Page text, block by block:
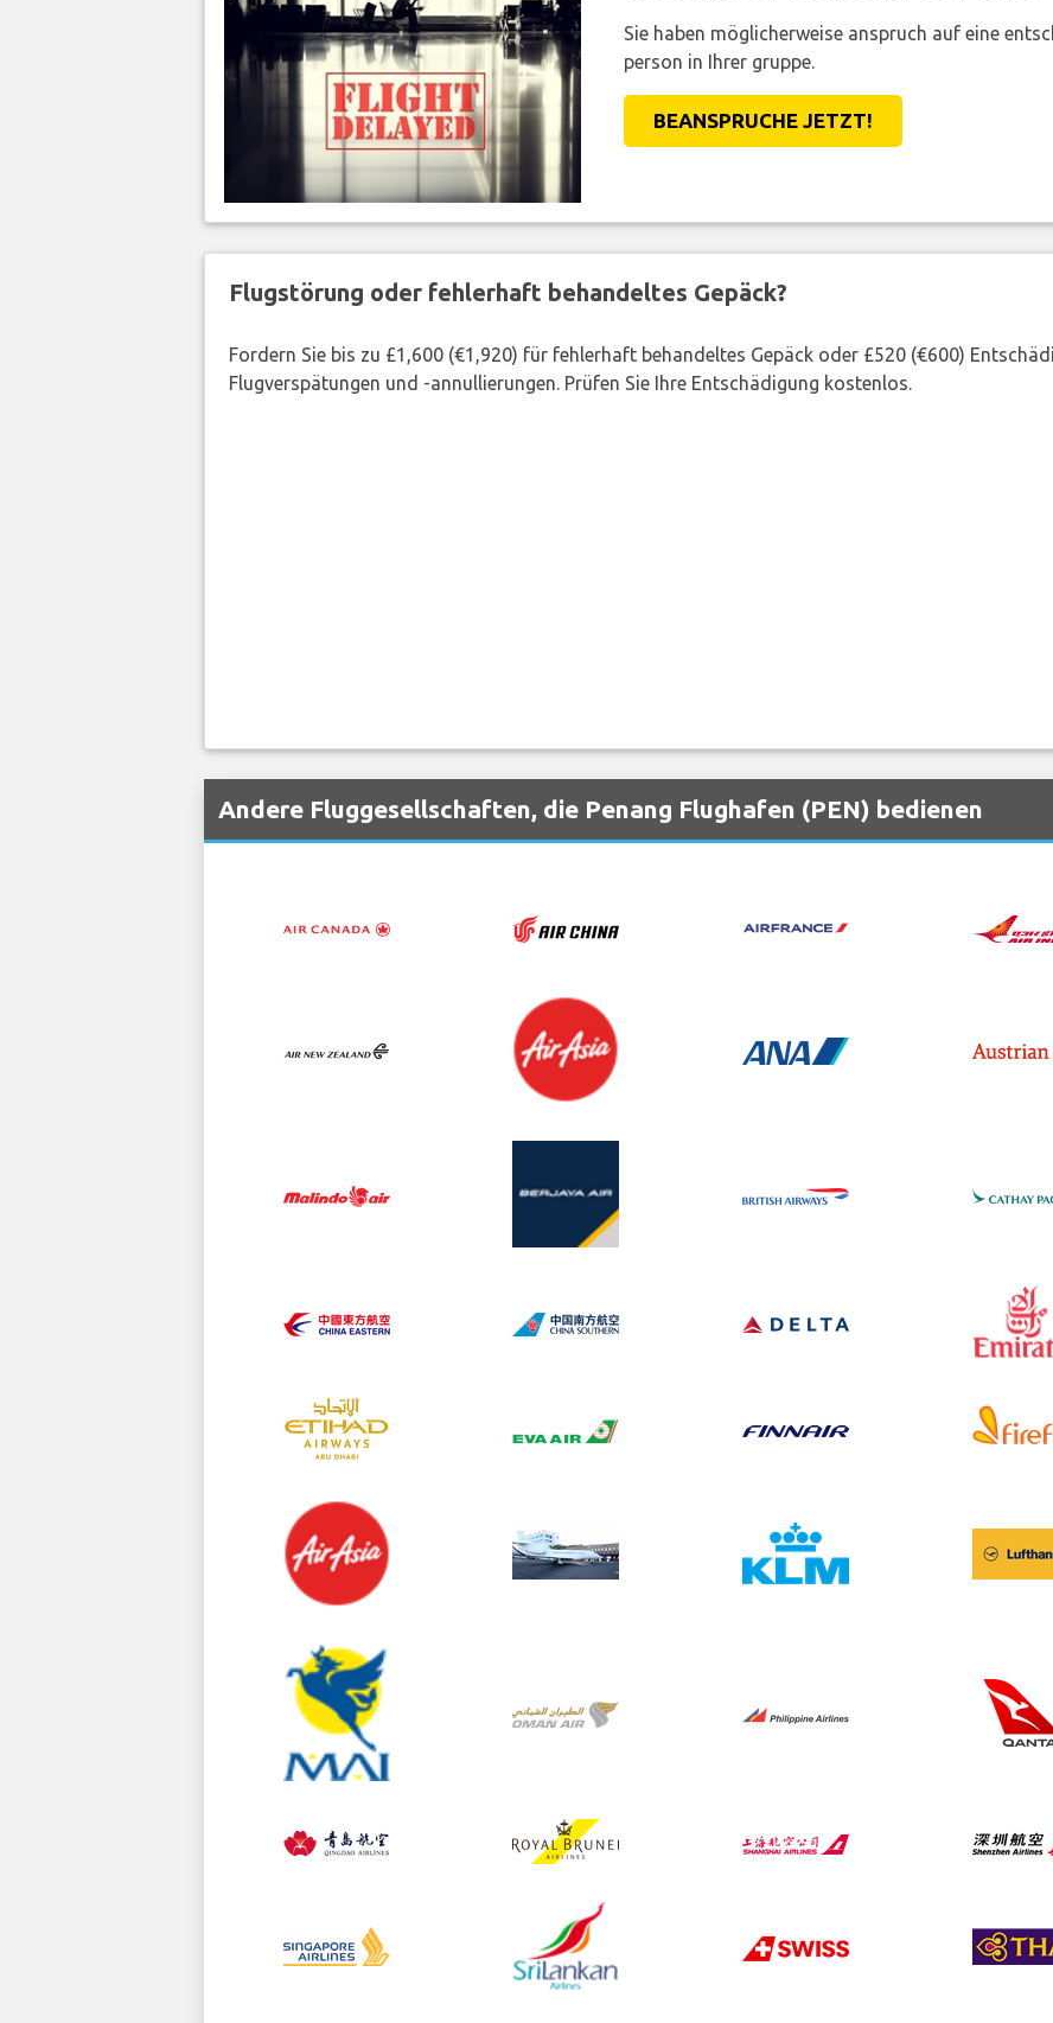
Sie haben möglicherweise anspruch auf eine
person in Ihrer gruppe.
BEANSPRUCHE JETZT!
Flugstörung oder fehlerhaft behandeltes Gepäck?
Fordern Sie bis zu £1,600 (€1,920) für fehlerhaft behandeltes Gepäck oder £520 (€600)
Flugverspätungen und -annullierungen. Prüfen Sie Ihre Entschädigung kostenlos.
Andere Fluggesellschaften, die Penang Flughafen (PEN) bedienen